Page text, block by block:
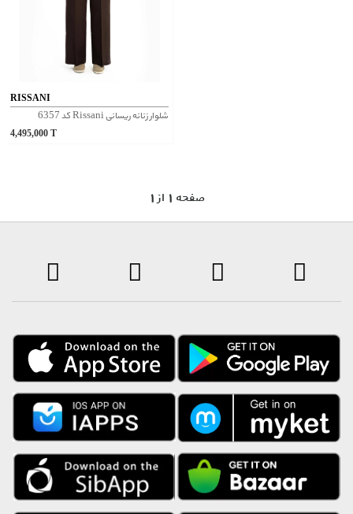
RISSANI
شلوار زنانه ریسانی Rissani کد 6357
4,495,000
1 صفحه 1 از